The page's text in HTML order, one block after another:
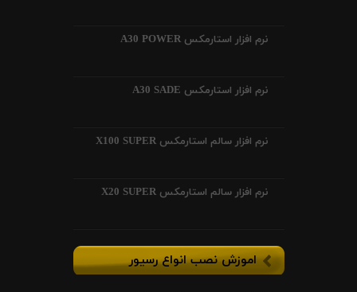
نرم افزار استارمکس A30 POWER
نرم افزار استارمکس A30 SADE
نرم افزار سالم استارمکس X100 SUPER
نرم افزار سالم استارمکس X20 SUPER
اموزش نصب انواع رسیور